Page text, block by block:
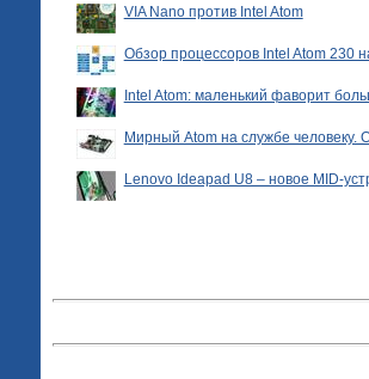
VIA Nano против Intel Atom
Обзор процессоров Intel Atom 230
Intel Atom: маленький фаворит
Мирный Atom на службе человеку.
Lenovo Ideapad U8 – новое MID-